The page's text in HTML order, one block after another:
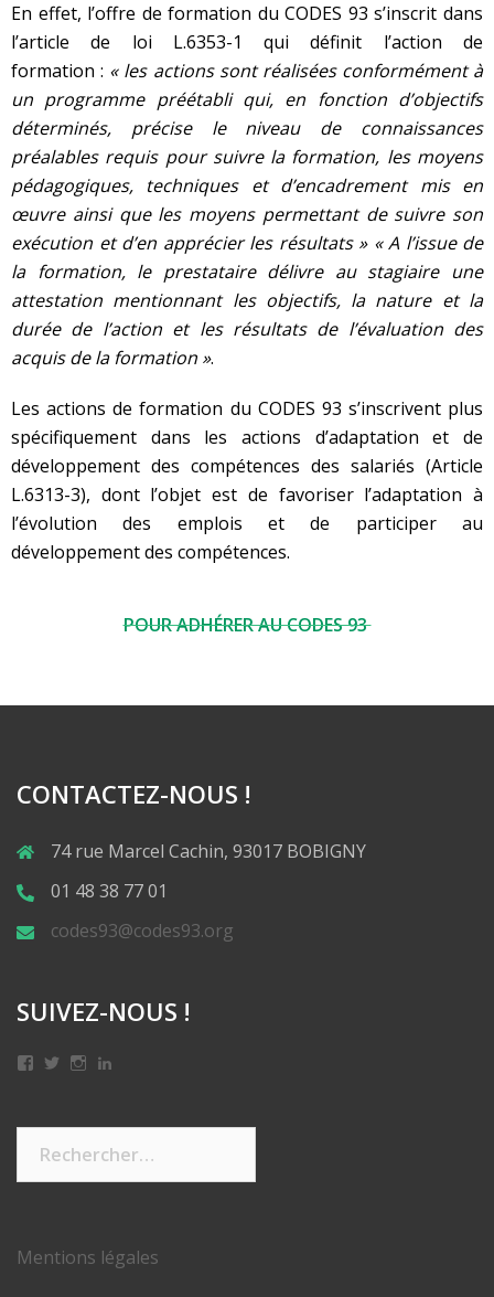
En effet, l’offre de formation du CODES 93 s’inscrit dans
l’article de loi L.6353-1 qui définit l’action de
formation : « les actions sont réalisées conformément à
un programme préétabli qui, en fonction d’objectifs
déterminés, précise le niveau de connaissances
préalables requis pour suivre la formation, les moyens
pédagogiques, techniques et d’encadrement mis en
œuvre ainsi que les moyens permettant de suivre son
exécution et d’en apprécier les résultats » « A l’issue de
la formation, le prestataire délivre au stagiaire une
attestation mentionnant les objectifs, la nature et la
durée de l’action et les résultats de l’évaluation des
acquis de la formation ».
Les actions de formation du CODES 93 s’inscrivent plus
spécifiquement dans les actions d’adaptation et de
développement des compétences des salariés (Article
L.6313-3), dont l’objet est de favoriser l’adaptation à
l’évolution des emplois et de participer au
développement des compétences.
POUR ADHÉRER AU CODES 93
CONTACTEZ-NOUS !
74 rue Marcel Cachin, 93017 BOBIGNY
01 48 38 77 01
codes93@codes93.org
SUIVEZ-NOUS !
Mentions légales